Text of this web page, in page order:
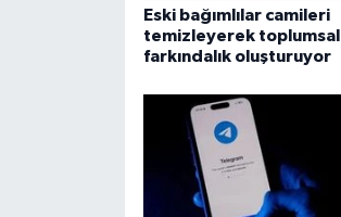
Eski bağımlılar camileri
temizleyerek toplumsal
farkındalık oluşturuyor
Gümüşhane Müftülüğü
Hatay Müftülüğü
Iğdır Müftülüğü